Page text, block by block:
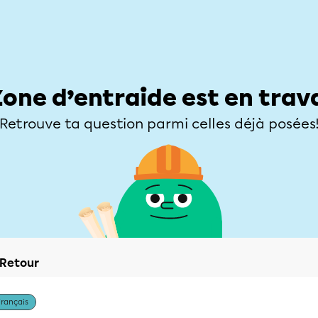
d’entraide est en
Retrouve ta question parmi celles déjà
Retour